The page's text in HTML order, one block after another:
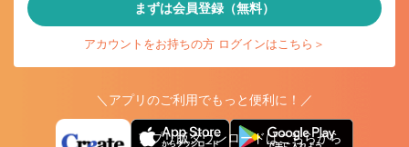
まずは会員登録（無料）
アカウントをお持ちの方 ログインはこちら＞
＼アプリのご利用でもっと便利に！／
アプリ版ダウンロードはこちらから